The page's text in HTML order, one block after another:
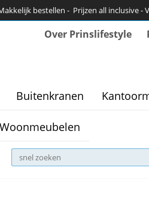
bestellen - Prijzen all inclusive -
Over Prinslifestyle
Buitenkranen
Woonmeubelen